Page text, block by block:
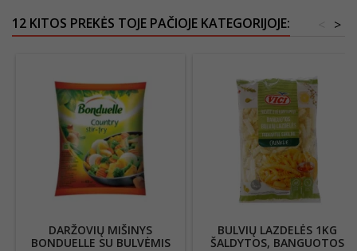
12 KITOS PREKĖS TOJE PAČIOJE KATEGORIJOJE: >
DARŽOVIŲ MIŠINYS
BONDUELLE SU BULVĖMIS
BULVIŲ LAZDELĖS 1KG
ŠALDYTOS, BANGUOTOS